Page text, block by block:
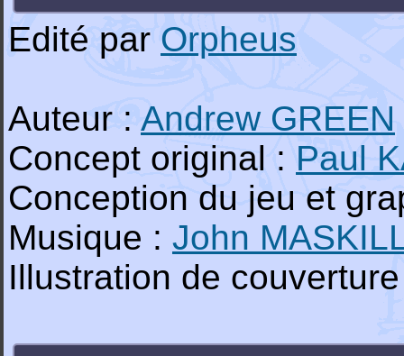
Edité par Orpheus
Auteur : Andrew GREEN
Concept original : Paul
Conception du jeu et
Musique : John
Illustration de